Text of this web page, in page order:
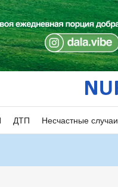
ДТП Несчастные случаи